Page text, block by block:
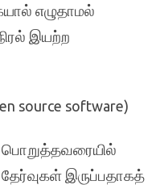
எழுதாமல்
இயற்ற
source software)
இருப்பதாகத்